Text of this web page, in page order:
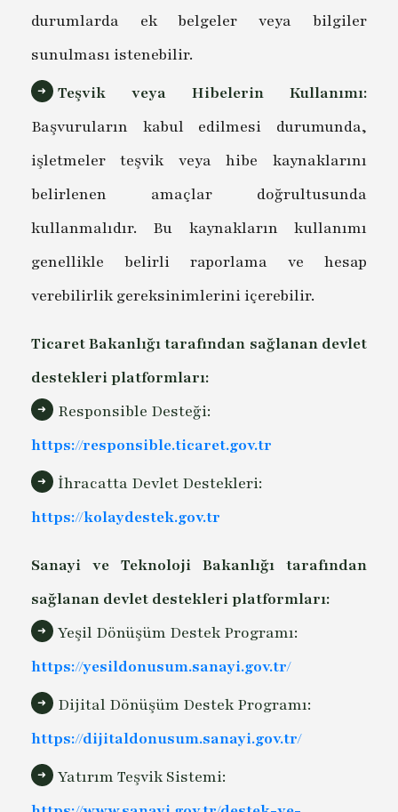
durumlarda ek belgeler veya bilgiler
sunulması istenebilir.
Teşvik veya Hibelerin Kullanımı:
Başvuruların kabul edilmesi durumunda,
işletmeler teşvik veya hibe kaynaklarını
belirlenen amaçlar doğrultusunda
kullanmalıdır. Bu kaynakların kullanımı
genellikle belirli raporlama ve hesap
verebilirlik gereksinimlerini içerebilir.
Ticaret Bakanlığı tarafından sağlanan devlet
destekleri platformları:
Responsible Desteği:
https://responsible.ticaret.gov.tr
İhracatta Devlet Destekleri:
https://kolaydestek.gov.tr
Sanayi ve Teknoloji Bakanlığı tarafından
sağlanan devlet destekleri platformları:
Yeşil Dönüşüm Destek Programı:
https://yesildonusum.sanayi.gov.tr/
Dijital Dönüşüm Destek Programı:
https://dijitaldonusum.sanayi.gov.tr/
Yatırım Teşvik Sistemi: